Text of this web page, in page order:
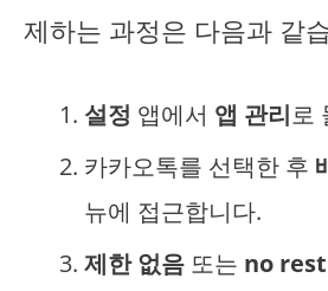
제하는 과정은 다음과 같
설정 앱에서 앱 관리로
카카오톡를 선택한 후
뉴에 접근합니다.
제한 없음 또는 no